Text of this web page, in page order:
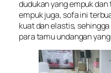
dudukan yang empuk
empuk juga, sofa ini
kuat dan elastis,
para tamu undangan